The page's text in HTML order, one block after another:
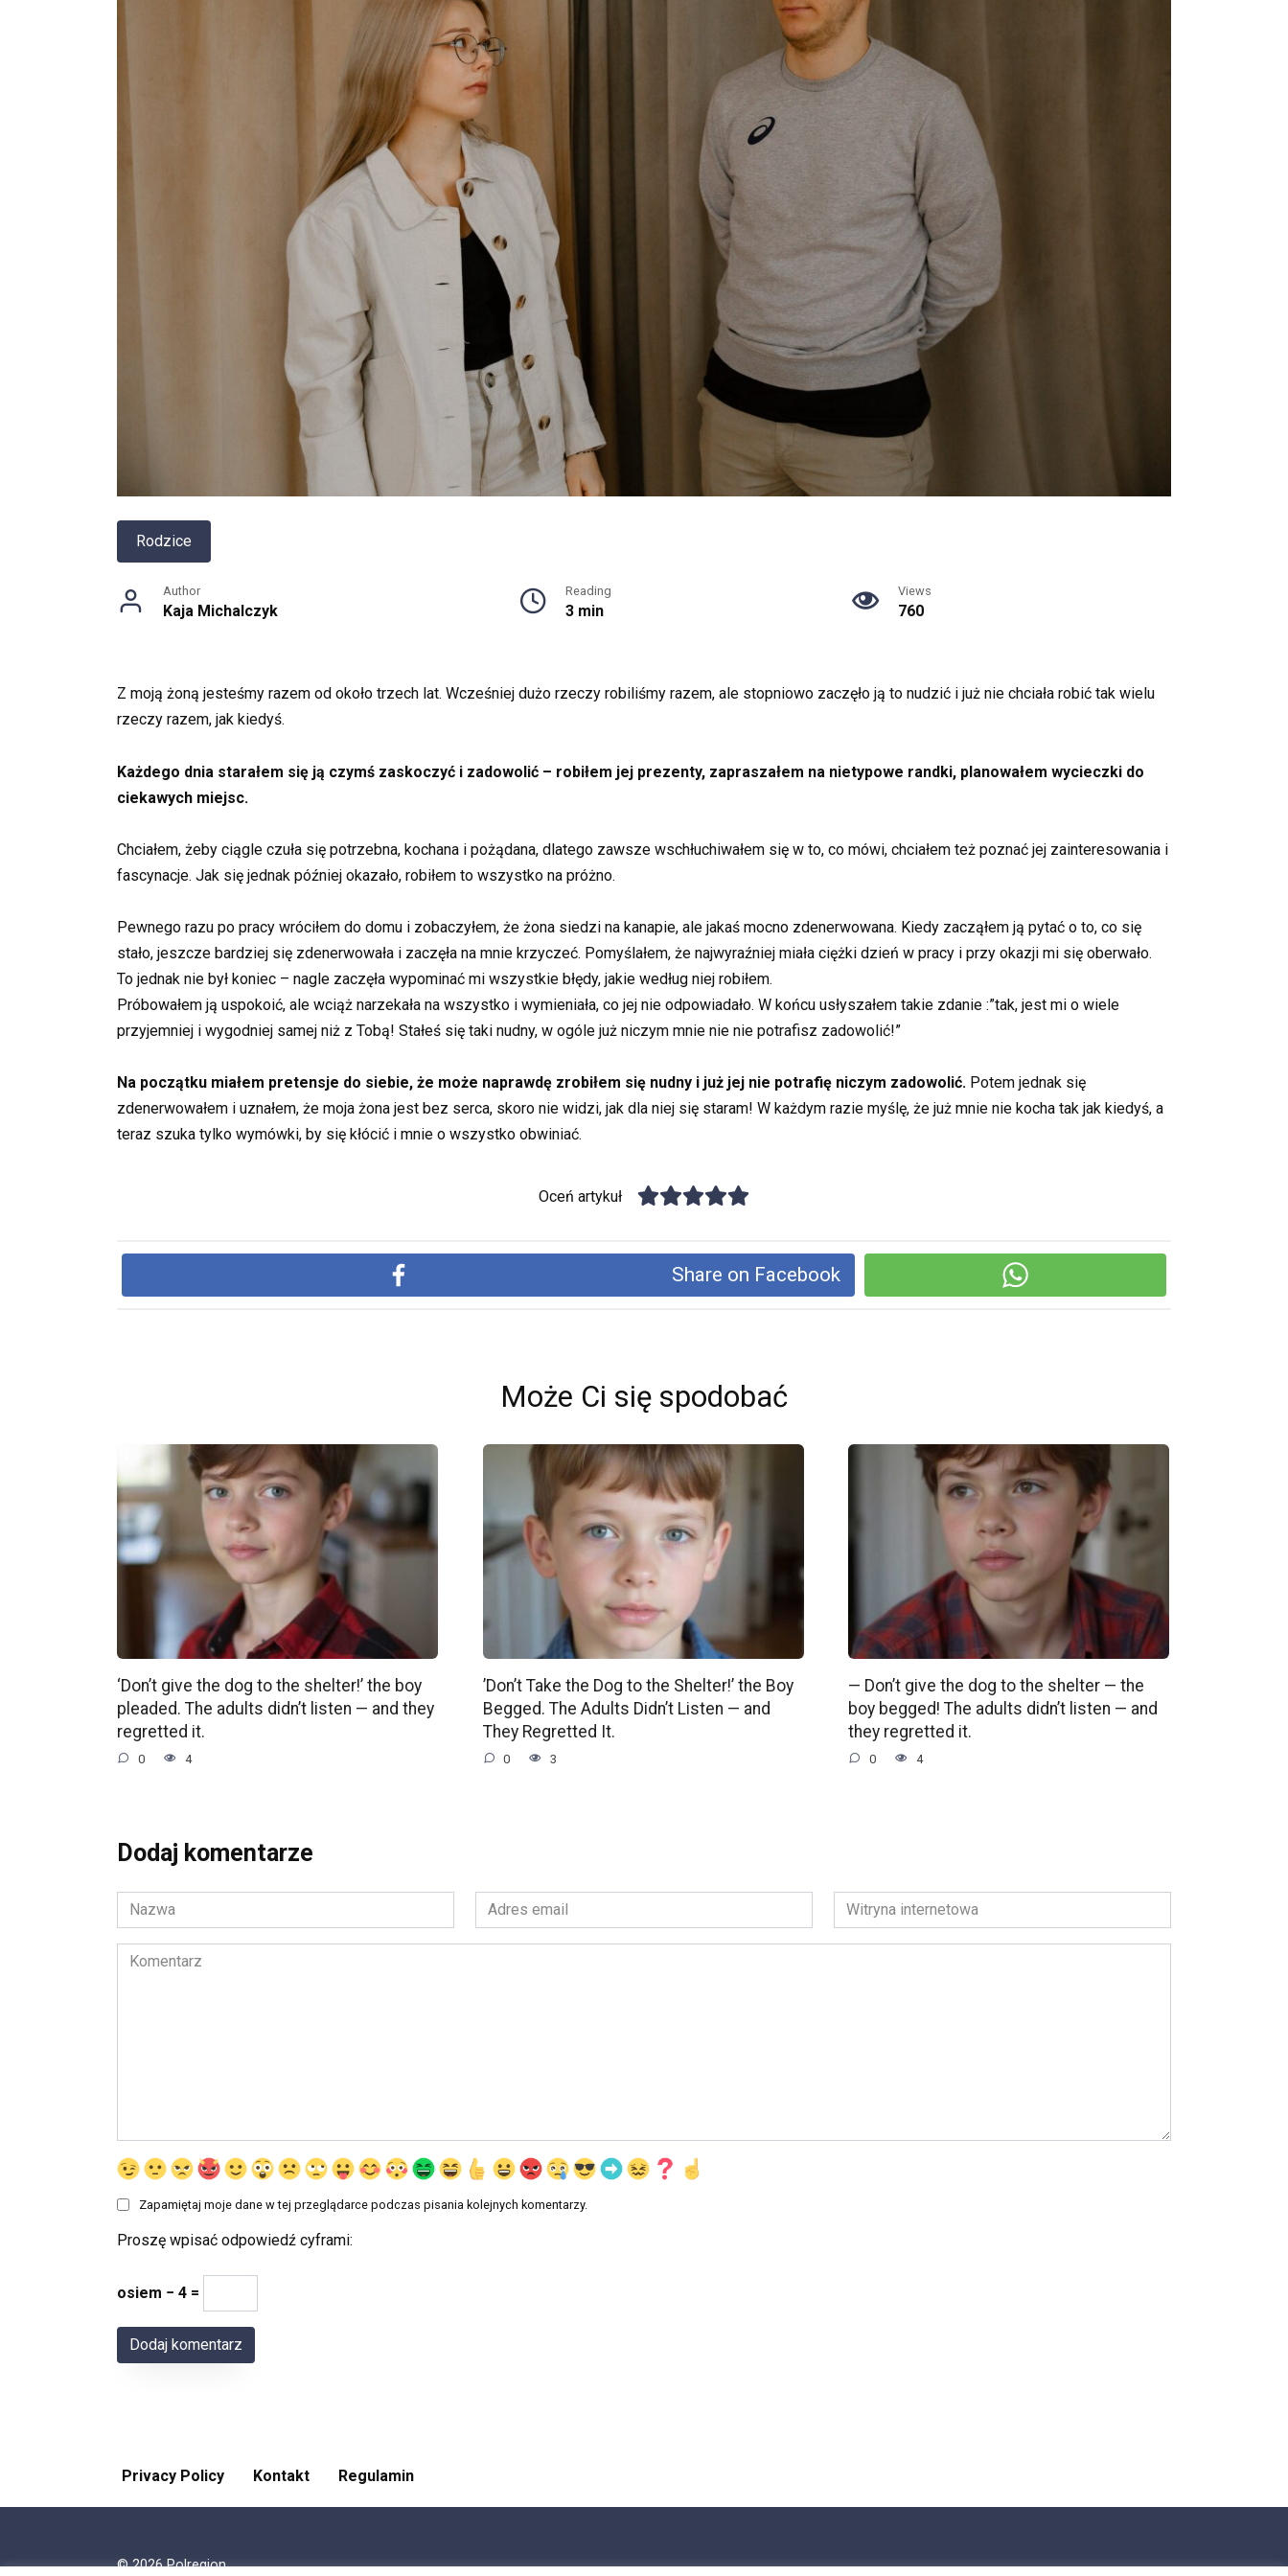
Rodzice
Author
Kaja Michalczyk
Reading
3 min
Views
760
Z moją żoną jesteśmy razem od około trzech lat. Wcześniej dużo rzeczy robiliśmy razem, ale stopniowo zaczęło ją to nudzić i już nie chciała robić tak wielu
rzeczy razem, jak kiedyś.
Każdego dnia starałem się ją czymś zaskoczyć i zadowolić – robiłem jej prezenty, zapraszałem na nietypowe randki, planowałem wycieczki do
ciekawych miejsc.
Chciałem, żeby ciągle czuła się potrzebna, kochana i pożądana, dlatego zawsze wschłuchiwałem się w to, co mówi, chciałem też poznać jej zainteresowania i
fascynacje. Jak się jednak później okazało, robiłem to wszystko na próżno.
Pewnego razu po pracy wróciłem do domu i zobaczyłem, że żona siedzi na kanapie, ale jakaś mocno zdenerwowana. Kiedy zacząłem ją pytać o to, co się
stało, jeszcze bardziej się zdenerwowała i zaczęła na mnie krzyczeć. Pomyślałem, że najwyraźniej miała ciężki dzień w pracy i przy okazji mi się oberwało.
To jednak nie był koniec – nagle zaczęła wypominać mi wszystkie błędy, jakie według niej robiłem.
Próbowałem ją uspokoić, ale wciąż narzekała na wszystko i wymieniała, co jej nie odpowiadało. W końcu usłyszałem takie zdanie :”tak, jest mi o wiele
przyjemniej i wygodniej samej niż z Tobą! Stałeś się taki nudny, w ogóle już niczym mnie nie nie potrafisz zadowolić!”
Na początku miałem pretensje do siebie, że może naprawdę zrobiłem się nudny i już jej nie potrafię niczym zadowolić. Potem jednak się
zdenerwowałem i uznałem, że moja żona jest bez serca, skoro nie widzi, jak dla niej się staram! W każdym razie myślę, że już mnie nie kocha tak jak kiedyś, a
teraz szuka tylko wymówki, by się kłócić i mnie o wszystko obwiniać.
Oceń artykuł
Share on Facebook
Może Ci się spodobać
‘Don’t give the dog to the shelter!’ the boy
pleaded. The adults didn’t listen — and they
regretted it.
0 4
’Don’t Take the Dog to the Shelter!’ the Boy
Begged. The Adults Didn’t Listen — and
They Regretted It.
0 3
— Don’t give the dog to the shelter — the
boy begged! The adults didn’t listen — and
they regretted it.
0 4
Dodaj komentarze
Nazwa
*
Adres
email
*
Witryna
internetowa
Komentarz
Zapamiętaj moje dane w tej przeglądarce podczas pisania kolejnych komentarzy.
Proszę wpisać odpowiedź cyframi:
osiem − 4 =
Privacy Policy Kontakt Regulamin
© 2026 Polregion